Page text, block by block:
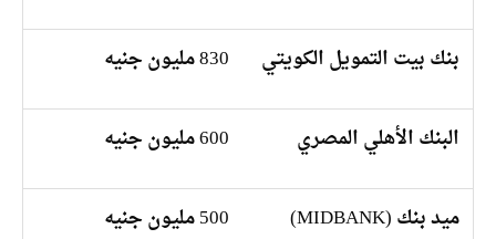
بنك بيت التمويل الكويتي 830 مليون جنيه
البنك الأهلي المصري 600 مليون جنيه
ميد بنك (MIDBANK) 500 مليون جنيه